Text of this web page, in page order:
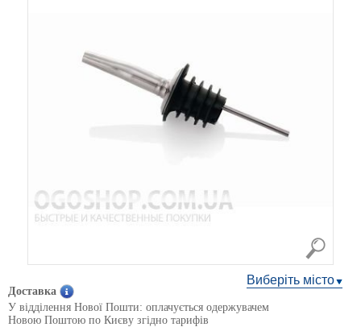
Виберіть місто
Доставка
У відділення Нової Пошти: оплачується одержувачем
Новою Поштою по Києву згідно тарифів